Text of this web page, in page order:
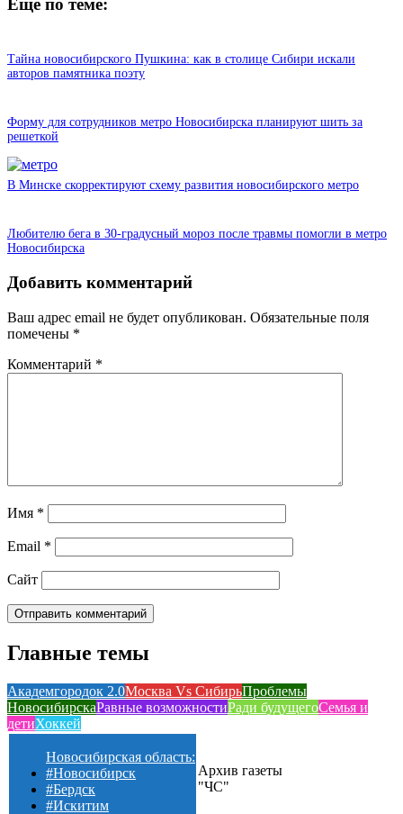
Тайна новосибирского Пушкина: как в столице Сибири искали
авторов памятника поэту
Форму для сотрудников метро Новосибирска планируют шить за
решеткой
В Минске скорректируют схему развития новосибирского метро
Любителю бега в 30-градусный мороз после травмы помогли в метро
Новосибирска
Добавить комментарий
Ваш адрес email не будет опубликован. Обязательные поля
помечены *
Комментарий *
Имя *
Email *
Сайт
Главные темы
Академгородок 2.0Москва Vs СибирьПроблемы
НовосибирскаРавные возможностиРади будущегоСемья и
детиХоккей
Новосибирская область:
#Новосибирск
#Бердск
#Искитим
Архив газеты
"ЧС"